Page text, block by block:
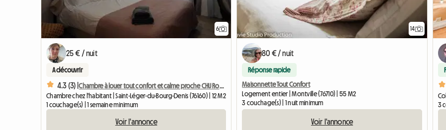
6
25 € / nuit
A découvrir
4.3 (3) |
Chambre à louer tout confort et calme proche CHU Rouen
Chambre chez l'habitant | Saint-Léger-du-Bourg-Denis (76160) | 12 M2
1 couchage(s) | 1 semaine minimum
Voir l'annonce
14
80 € / nuit
Réponse rapide
Maisonnette Tout Confort
Logement entier | Montville (76710) | 55 M2
3 couchage(s) | 1 nuit minimum
Voir l'annonce
3